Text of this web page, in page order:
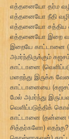
எத்தனையோ தர்ம
எத்தனையோ நீதி
எத்தனையோ சத்திய
எத்தனையோ இறை
இறையே காட்டானை
அமர்ந்திருக்கும்
காட்டானை
மறைந்து இருக்க
காட்டானையை
மேல் அமர்ந்து
வெளிப்படுத்திக்
காட்டானை (தன்னை
சித்தர்களோ)